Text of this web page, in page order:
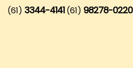
(61) 3344-4141 (61) 98278-0220